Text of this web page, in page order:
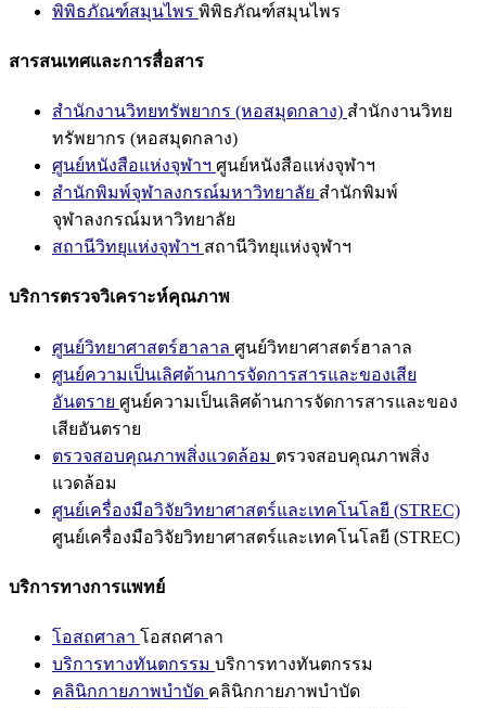
พิพิธภัณฑ์สมุนไพร พิพิธภัณฑ์สมุนไพร
สารสนเทศและการสื่อสาร
สำนักงานวิทยทรัพยากร (หอสมุดกลาง) สำนักงานวิทย
ทรัพยากร (หอสมุดกลาง)
ศูนย์หนังสือแห่งจุฬาฯ ศูนย์หนังสือแห่งจุฬาฯ
สำนักพิมพ์จุฬาลงกรณ์มหาวิทยาลัย สำนักพิมพ์
จุฬาลงกรณ์มหาวิทยาลัย
สถานีวิทยุแห่งจุฬาฯ สถานีวิทยุแห่งจุฬาฯ
บริการตรวจวิเคราะห์คุณภาพ
ศูนย์วิทยาศาสตร์ฮาลาล ศูนย์วิทยาศาสตร์ฮาลาล
ศูนย์ความเป็นเลิศด้านการจัดการสารและของเสีย
อันตราย ศูนย์ความเป็นเลิศด้านการจัดการสารและของ
เสียอันตราย
ตรวจสอบคุณภาพสิ่งแวดล้อม ตรวจสอบคุณภาพสิ่ง
แวดล้อม
ศูนย์เครื่องมือวิจัยวิทยาศาสตร์และเทคโนโลยี (STREC)
ศูนย์เครื่องมือวิจัยวิทยาศาสตร์และเทคโนโลยี (STREC)
บริการทางการแพทย์
โอสถศาลา โอสถศาลา
บริการทางทันตกรรม บริการทางทันตกรรม
คลินิกกายภาพบำบัด คลินิกกายภาพบำบัด